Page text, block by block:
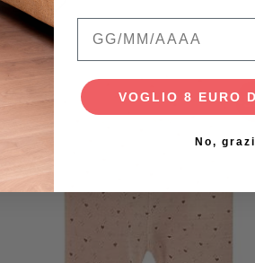
-
VOGLIO 8 EURO
No,